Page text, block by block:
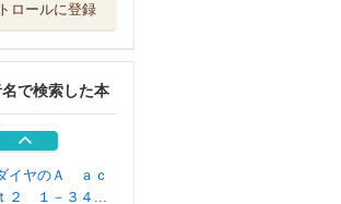
ロールに登録
で検索した本
イヤのＡ ａｃ
談社
イヤのＡ ａｃ
２ ３２
講談社
イヤのＡ ａｃ
ｔ２ １－３４...